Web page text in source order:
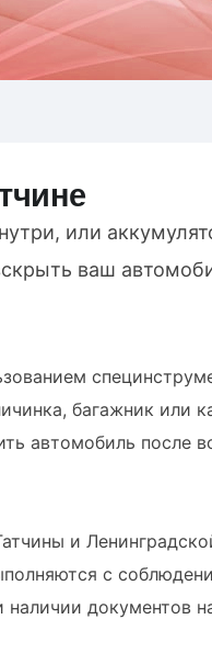
или
ваш
багажник или
автомобиль после
и
с
документов